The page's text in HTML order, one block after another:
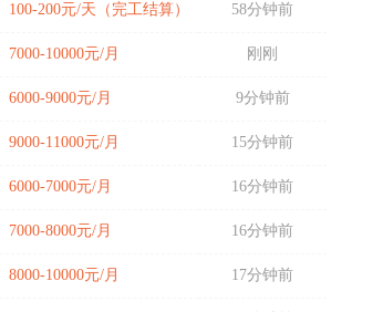
100-200元/天（完工结算） 58分钟前
7000-10000元/月 刚刚
6000-9000元/月 9分钟前
9000-11000元/月 15分钟前
6000-7000元/月 16分钟前
7000-8000元/月 16分钟前
8000-10000元/月 17分钟前